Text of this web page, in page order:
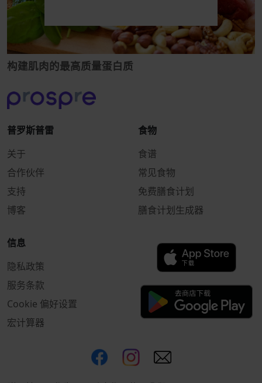
构建肌肉的最高质量蛋白质
普罗斯普雷
关于
合作伙伴
支持
博客
食物
食谱
常见食物
免费膳食计划
膳食计划生成器
信息
隐私政策
服务条款
Cookie 偏好设置
宏计算器